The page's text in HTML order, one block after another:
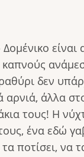
είναι
δεν
αρνιά, άλλα
τους! Η
ένα εδώ
ποτίσει, να